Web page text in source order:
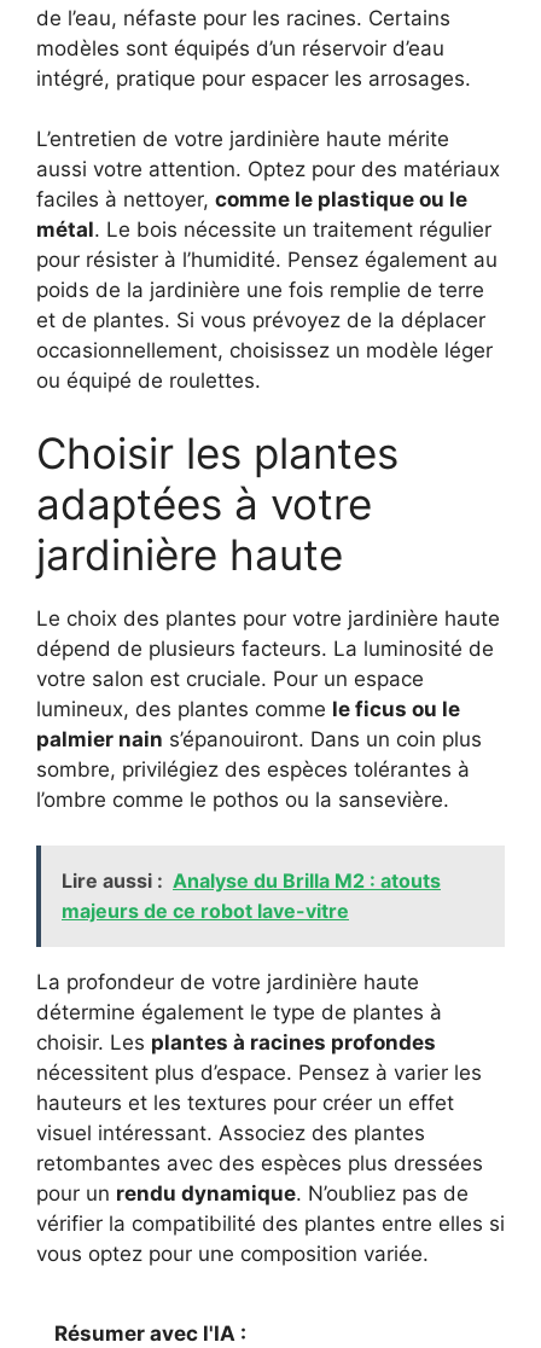
de l’eau, néfaste pour les racines. Certains
modèles sont équipés d’un réservoir d’eau
intégré, pratique pour espacer les arrosages.
L’entretien de votre jardinière haute mérite
aussi votre attention. Optez pour des matériaux
faciles à nettoyer, comme le plastique ou le
métal. Le bois nécessite un traitement régulier
pour résister à l’humidité. Pensez également au
poids de la jardinière une fois remplie de terre
et de plantes. Si vous prévoyez de la déplacer
occasionnellement, choisissez un modèle léger
ou équipé de roulettes.
Choisir les plantes
adaptées à votre
jardinière haute
Le choix des plantes pour votre jardinière haute
dépend de plusieurs facteurs. La luminosité de
votre salon est cruciale. Pour un espace
lumineux, des plantes comme le ficus ou le
palmier nain s’épanouiront. Dans un coin plus
sombre, privilégiez des espèces tolérantes à
l’ombre comme le pothos ou la sansevière.
Lire aussi : Analyse du Brilla M2 : atouts
majeurs de ce robot lave-vitre
La profondeur de votre jardinière haute
détermine également le type de plantes à
choisir. Les plantes à racines profondes
nécessitent plus d’espace. Pensez à varier les
hauteurs et les textures pour créer un effet
visuel intéressant. Associez des plantes
retombantes avec des espèces plus dressées
pour un rendu dynamique. N’oubliez pas de
vérifier la compatibilité des plantes entre elles si
vous optez pour une composition variée.
Résumer avec l'IA :